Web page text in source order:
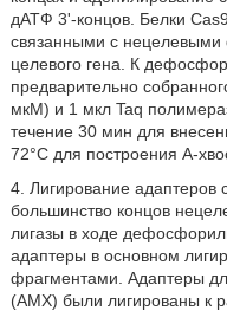
дАТФ 3'-концов. Белки
связанными с
целевого гена. К
предварительно
мкМ) и 1 мкл Taq
течение 30 мин для
72°С для построения А-
4. Лигирование
большинство концов
лигазы в ходе
адаптеры в основном
фрагментами. Адаптеры
(АМХ) были лигированы к